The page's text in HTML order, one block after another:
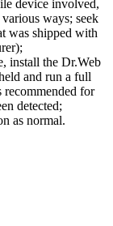
device involved,
ways; seek
was shipped with
install the Dr.Web
and run a full
recommended for
detected;
as normal.